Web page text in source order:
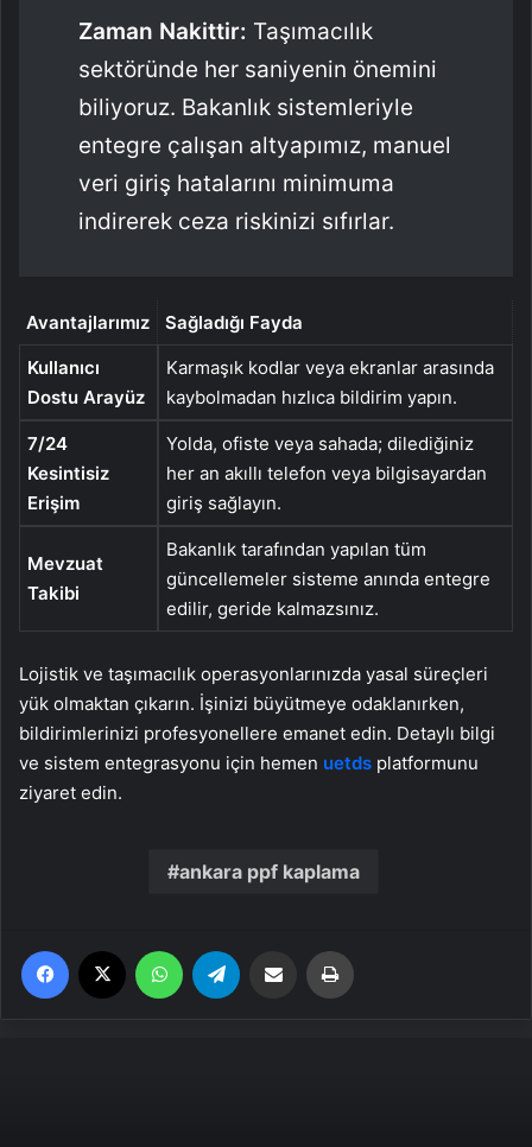
Zaman Nakittir: Taşımacılık
sektöründe her saniyenin önemini
biliyoruz. Bakanlık sistemleriyle
entegre çalışan altyapımız, manuel
veri giriş hatalarını minimuma
indirerek ceza riskinizi sıfırlar.
Avantajlarımız
Sağladığı Fayda
Kullanıcı
Dostu Arayüz
Karmaşık kodlar veya ekranlar arasında
kaybolmadan hızlıca bildirim yapın.
7/24
Kesintisiz
Erişim
Yolda, ofiste veya sahada; dilediğiniz
her an akıllı telefon veya bilgisayardan
giriş sağlayın.
Mevzuat
Takibi
Bakanlık tarafından yapılan tüm
güncellemeler sisteme anında entegre
edilir, geride kalmazsınız.
Lojistik ve taşımacılık operasyonlarınızda yasal süreçleri
yük olmaktan çıkarın. İşinizi büyütmeye odaklanırken,
bildirimlerinizi profesyonellere emanet edin. Detaylı bilgi
ve sistem entegrasyonu için hemen uetds platformunu
ziyaret edin.
ankara ppf kaplama
Facebook WhatsApp Email'den paylaş